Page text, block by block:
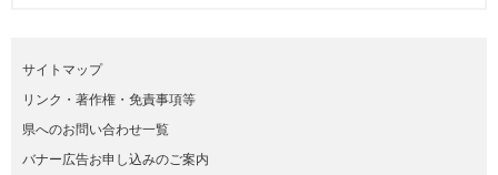
サイトマップ
リンク・著作権・免責事項等
県へのお問い合わせ一覧
バナー広告お申し込みのご案内